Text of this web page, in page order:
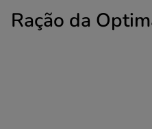
Ração da